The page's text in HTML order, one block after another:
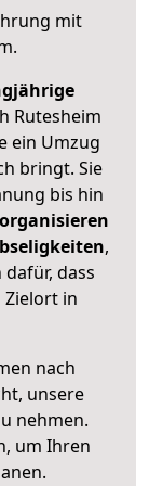
mit
.
Rutesheim
ein Umzug
bringt. Sie
bis hin
,
dass
Zielort in
nach
unsere
nehmen.
um Ihren